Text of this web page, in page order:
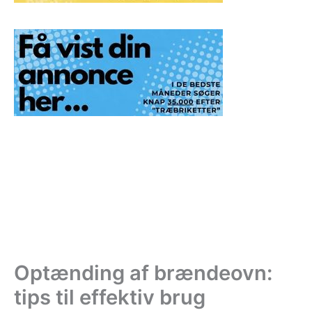
Optænding af brændeovn:
tips til effektiv brug